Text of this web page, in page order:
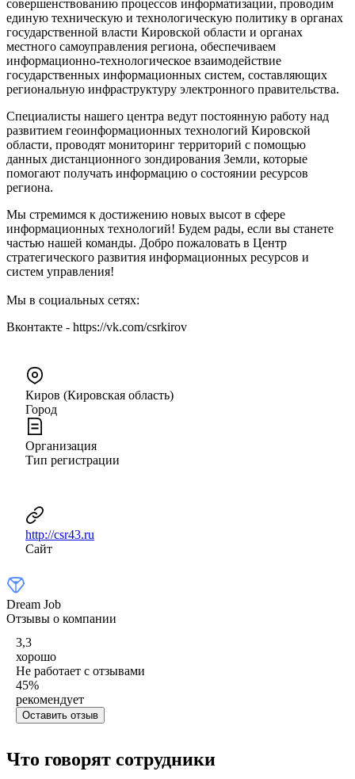
совершенствованию процессов информатизации, проводим
единую техническую и технологическую политику в органах
государственной власти Кировской области и органах
местного самоуправления региона, обеспечиваем
информационно-технологическое взаимодействие
государственных информационных систем, составляющих
региональную инфраструктуру электронного правительства.
Специалисты нашего центра ведут постоянную работу над
развитием геоинформационных технологий Кировской
области, проводят мониторинг территорий с помощью
данных дистанционного зондирования Земли, которые
помогают получать информацию о состоянии ресурсов
региона.
Мы стремимся к достижению новых высот в сфере
информационных технологий! Будем рады, если вы станете
частью нашей команды. Добро пожаловать в Центр
стратегического развития информационных ресурсов и
систем управления!
Мы в социальных сетях:
Вконтакте - https://vk.com/csrkirov
Киров (Кировская область)
Город
Организация
Тип регистрации
http://csr43.ru
Сайт
Dream Job
Отзывы о компании
3,3
хорошо
Не работает с отзывами
45%
рекомендует
Оставить отзыв
Что говорят сотрудники